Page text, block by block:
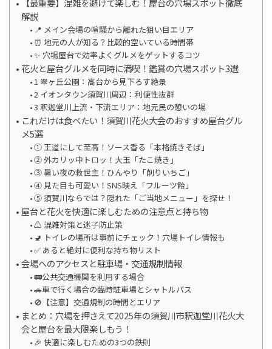
【最重要】混雑を避けて楽しむ！屋台の穴場スポット徹底
解説
📍 メイン会場の喧騒から離れた狙い目エリア
⏰ 地元の人が知る？比較的空いている時間帯
✨ 穴場屋台で効率よくグルメをゲットするコツ
花火と屋台グルメを同時に満喫！鑑賞の穴場スポット3選
1 翠ヶ丘公園：高台から見下ろす絶景
2 イオンタウン須賀川周辺：利便性抜群
3 釈迦堂川上流・下流エリア：地元民の憩いの場
これだけは食べたい！須賀川花火大会のおすすめ屋台グル
メ5選
① 王道にして至高！ソース香る「本格焼きそば」
② 外カリッ中トロッ！大玉「たこ焼き」
③ 暑い夜の救世主！ひんやり「削りいちご」
④ 見た目も可愛い！SNS映え「フルーツ飴」
⑤ 須賀川ならでは？隠れた「ご当地メニュー」を探せ！
屋台と花火を快適に楽しむための注意点と持ち物
⚠️ 混雑対策と迷子防止策
🚽 トイレの場所は事前にチェック！穴場トイレ情報も
✅ あると絶対に便利な持ち物リスト
会場へのアクセスと駐車場・交通規制情報
🚃公共交通機関を利用する場合
🚗車で行く場合の臨時駐車場とシャトルバス
🚫【注意】交通規制の時間とエリア
まとめ：穴場を押さえて2025年の須賀川市釈迦堂川花火大
会と屋台を最大限楽しもう！
🎉 快適に楽しむための3つの鉄則